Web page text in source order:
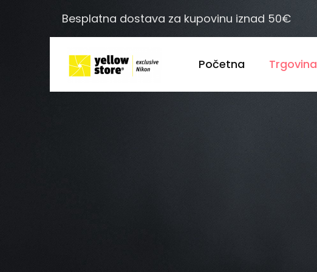
Besplatna dostava za kupovinu iznad 50€
Početna Trgovina